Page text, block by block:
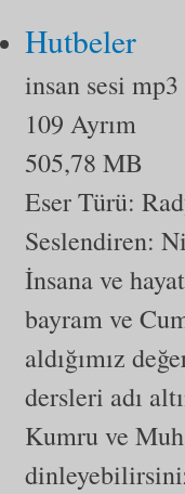
Hutbeler
insan sesi mp3
109 Ayrım
505,78 MB
Eser Türü:
Seslendiren:
İnsana ve
bayram ve
aldığımız
dersleri adı
Kumru ve